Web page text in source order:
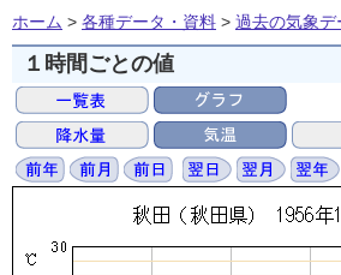
ホーム > 各種データ・資料 > 過去の気象デ
１時間ごとの値